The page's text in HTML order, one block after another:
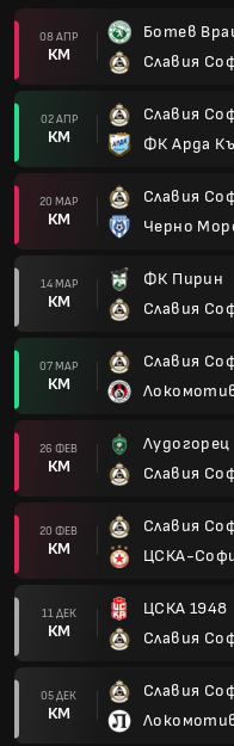
08 АПР
КМ
Ботев
Славия
02 АПР
КМ
Славия
ФК Арда
20 МАР
КМ
Славия
Черно
14 МАР
КМ
ФК Пирин
Славия
07 МАР
КМ
Славия
26 ФЕВ
КМ
Лудогорец
Славия
20 ФЕВ
КМ
Славия
ЦСКА-
11 ДЕК
КМ
ЦСКА 1948
Славия
05 ДЕК
КМ
Славия